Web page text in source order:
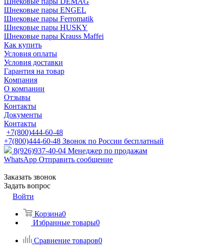
Шнековые пары ENGEL
Шнековые пары Ferromatik
Шнековые пары HUSKY
Шнековые пары Krauss Maffei
Как купить
Условия оплаты
Условия доставки
Гарантия на товар
Компания
О компании
Отзывы
Контакты
Документы
Контакты
+7(800)444-60-48
+7(800)444-60-48 Звонок по России бесплатный
8(926)937-40-04 Менеджер по продажам
WhatsApp Отправить сообщение
Заказать звонок
Задать вопрос
Войти
Корзина0
Избранные товары0
Сравнение товаров0